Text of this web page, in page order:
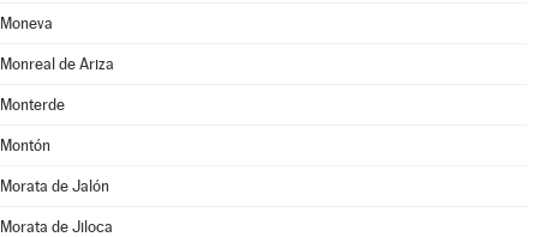
Moneva
Monreal de Ariza
Monterde
Montón
Morata de Jalón
Morata de Jiloca